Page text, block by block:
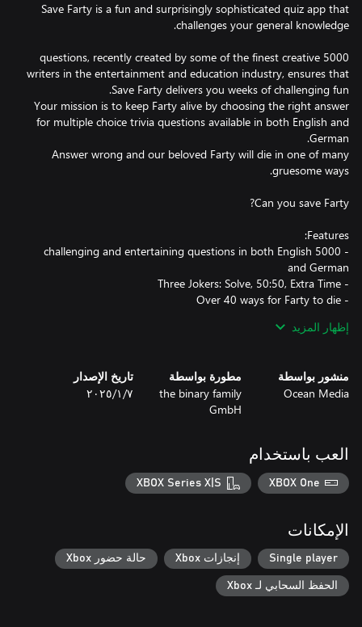
Save Farty is a fun and surprisingly sophisticated quiz app that
5000 questions, recently created by some of the finest creative
writers in the entertainment and education industry, ensures that
Your mission is to keep Farty alive by choosing the right answer
for multiple choice trivia questions available in both English and
Answer wrong and our beloved Farty will die in one of many
- 5000 challenging and entertaining questions in both English
إظهار المزيد
منشور بواسطة
Ocean Media
مطورة بواسطة
the binary family
GmbH
تاريخ الإصدار
٧‏/١‏/٢٠٢٥
العب باستخدام
XBOX One
XBOX Series X|S
الإمكانات
Single player إنجازات Xbox حالة حضور Xbox
الحفظ السحابي لـ Xbox